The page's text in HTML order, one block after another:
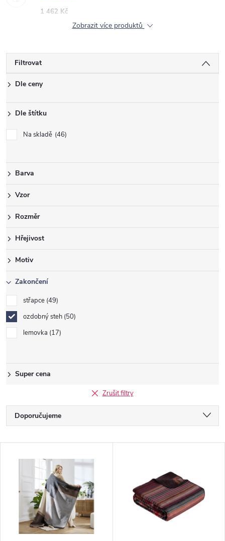
1 462 Kč
Zobrazit více produktů
Filtrovat
Dle ceny
Dle štítku
Na skladě 46
Barva
Vzor
Rozměr
Hřejivost
Motiv
Zakončení
střapce 49
ozdobný steh 50
lemovka 17
Super cena
Zrušit filtry
Ř
a
Doporučujeme
Nejprodávanější
Abecedně
V